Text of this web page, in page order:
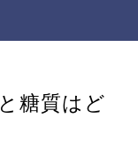
糖質はど